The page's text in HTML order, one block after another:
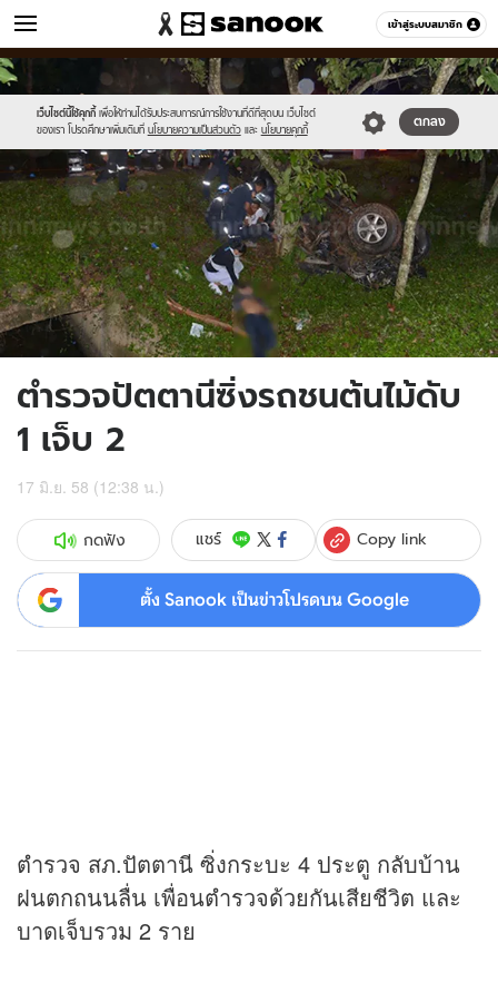
เข้าสู่ระบบสมาชิก
ข่าว หมวดอื่นๆ
เว็บไซต์นี้ใช้คุกกี้ เพื่อให้ท่านได้รับประสบการณ์การใช้งานที่ดีที่สุดบน เว็บไซต์
ของเรา โปรดศึกษาเพิ่มเติมที่ นโยบายความเป็นส่วนตัว และ นโยบายคุกกี้
ตกลง
//s.isanook.com/sr/0/images/logo-
new-
sanook.png
//s.isanook.com/ns/0/ud/362/1813822/625499-
01.jpg
ตำรวจปัตตานีซิ่งรถชนต้นไม้ดับ
1 เจ็บ 2
17 มิ.ย. 58 (12:38 น.)
กดฟัง แชร์ Copy link
ตั้ง Sanook เป็นข่าวโปรดบน Google
ตำรวจ สภ.ปัตตานี ซิ่งกระบะ 4 ประตู กลับบ้าน
ฝนตกถนนลื่น เพื่อนตำรวจด้วยกันเสียชีวิต และ
บาดเจ็บรวม 2 ราย